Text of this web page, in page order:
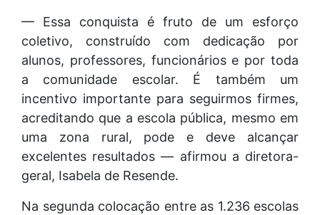
— Essa conquista é fruto de um esforço
coletivo, construído com dedicação por
alunos, professores, funcionários e por toda
a comunidade escolar. É também um
incentivo importante para seguirmos firmes,
acreditando que a escola pública, mesmo em
uma zona rural, pode e deve alcançar
excelentes resultados — afirmou a diretora-
geral, Isabela de Resende.
Na segunda colocação entre as 1.236 escolas